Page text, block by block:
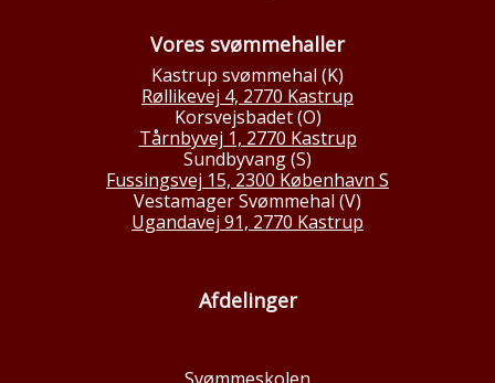
Vores svømmehaller
Kastrup svømmehal (K)
Røllikevej 4, 2770 Kastrup
Korsvejsbadet (O)
Tårnbyvej 1, 2770 Kastrup
Sundbyvang (S)
Fussingsvej 15, 2300 København S
Vestamager Svømmehal (V)
Ugandavej 91, 2770 Kastrup
Afdelinger